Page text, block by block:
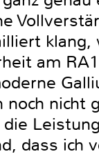
am
nicht
dass ich